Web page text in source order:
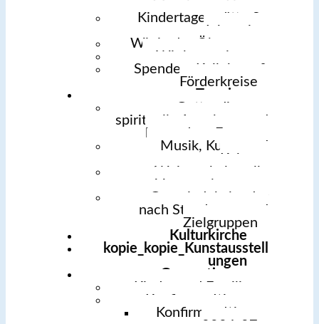
Kindertagesstätte St.
Wir in der Ökumene
Spenden, Kollekten &
Förderkreise
spirituelle Angebote und
Musik, Kunst und
Weitere kulturelle
nach Standorten und
Zielgruppen
Kulturkirche
kopie_kopie_Kunstausstell
ungen
Konfirmand*innen